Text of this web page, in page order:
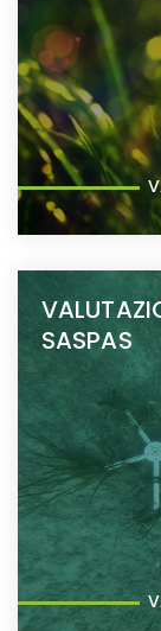
SASPAS